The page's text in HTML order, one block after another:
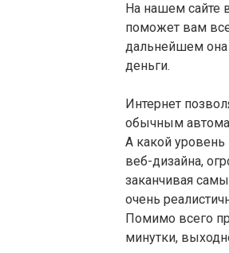
На нашем сайте
поможет вам все
дальнейшем она
деньги.
Интернет
обычным
А какой уровень
веб-дизайна,
заканчивая
очень
Помимо всего
минутки,